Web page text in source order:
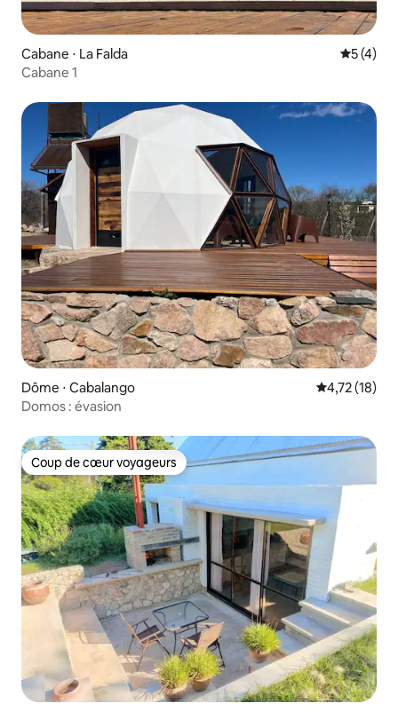
Cabane ⋅ La Falda
5 (4)
Cabane 1
Dôme ⋅ Cabalango Évaluation
4,72 (18)
Domos : évasion
Coup de cœur voyageurs
Coup de cœur voyageurs